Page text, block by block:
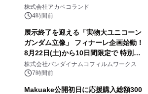
株式会社アカベコランド
4時間前
展示終了を迎える「実物大ユニコーン
ガンダム立像」 フィナーレ企画始動！
8月22日(土)から10日間限定で 特別映
像『UNICORN GUNDAM Statue ―
BEYOND POSSIBILITY ―』を上映！
株式会社バンダイナムコフィルムワークス
7時間前
Makuake公開初日に応援購入総額300